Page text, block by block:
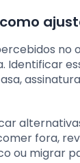
fora,
ou migrar